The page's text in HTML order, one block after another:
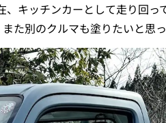
キッチンカーとして走り回っ
た別のクルマも塗りたいと思っ